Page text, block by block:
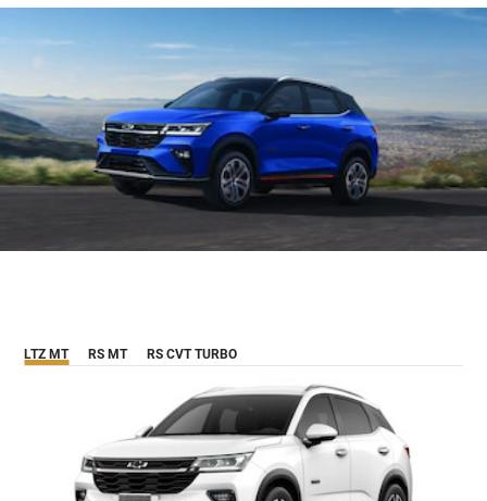
LTZ MT RS MT RS CVT TURBO